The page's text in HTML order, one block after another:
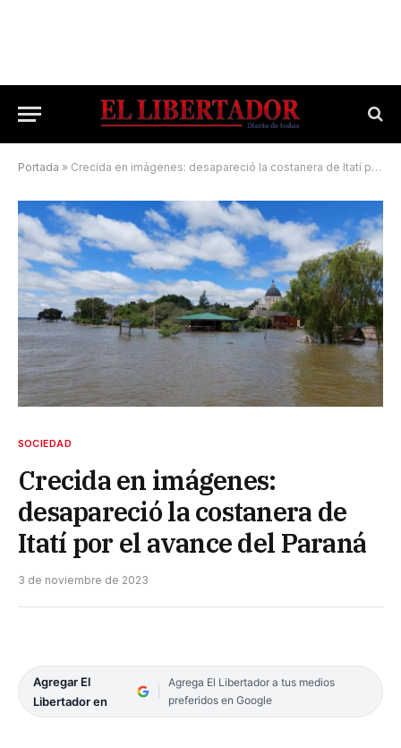
Portada » Crecida en imágenes: desapareció la costanera de Itatí por el avance del Paraná
SOCIEDAD
Crecida en imágenes:
desapareció la costanera de
Itatí por el avance del Paraná
3 de noviembre de 2023
Agregar El
Libertador en
Agrega El Libertador a tus medios
preferidos en Google